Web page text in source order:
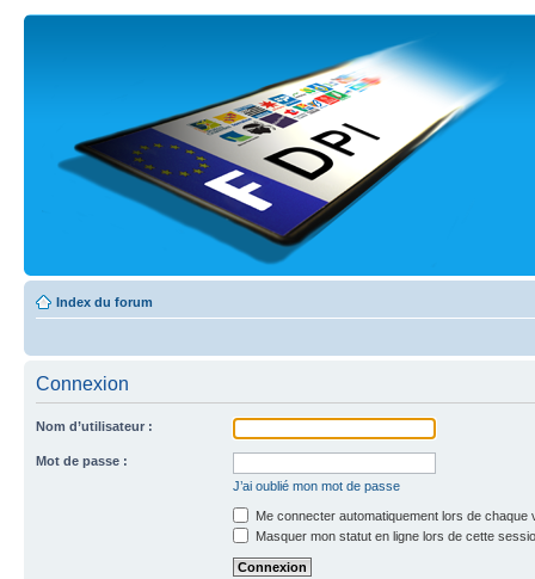
Index du forum
Connexion
Nom d’utilisateur :
Mot de passe :
J’ai oublié mon mot de passe
Me connecter automatiquement lors de chaque
Masquer mon statut en ligne lors de cette